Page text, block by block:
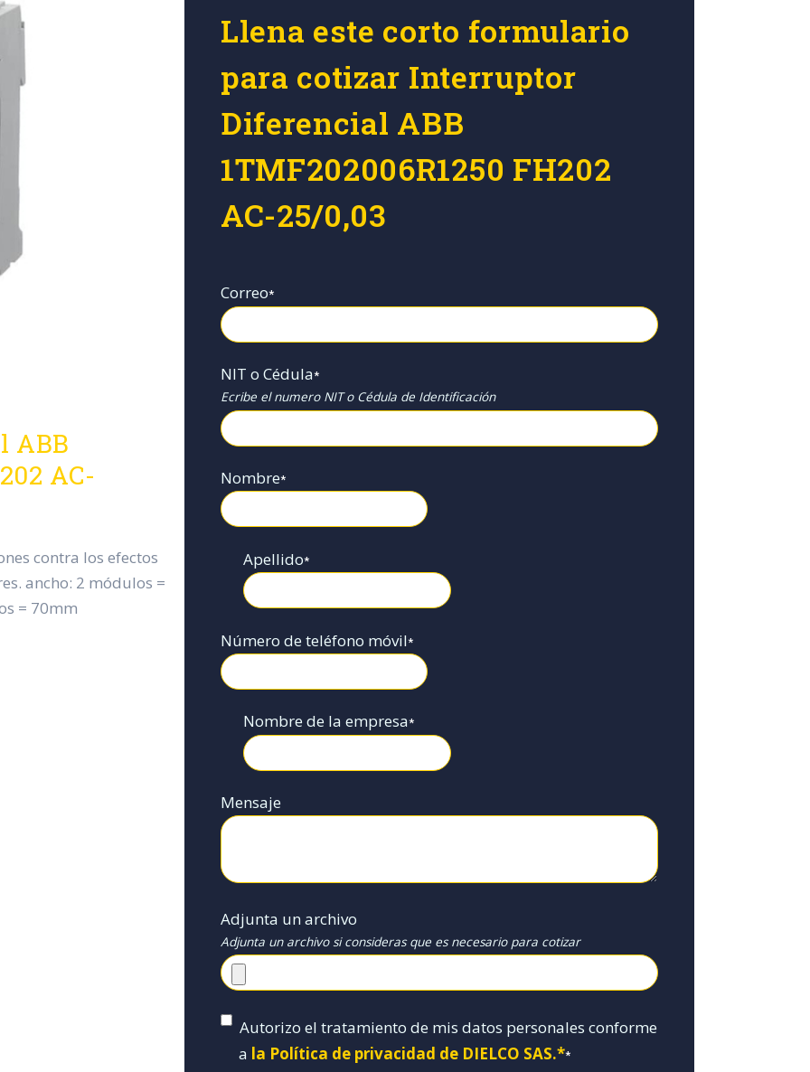
ABB
AC-
contra los efectos
ancho: 2 módulos =
= 70mm
Llena este corto formulario
para cotizar Interruptor
Diferencial ABB
1TMF202006R1250 FH202
AC-25/0,03
Correo*
NIT o Cédula*
Ecribe el numero NIT o Cédula de Identificación
Nombre*
Apellido*
Número de teléfono móvil*
Nombre de la empresa*
Mensaje
Adjunta un archivo
Adjunta un archivo si consideras que es necesario para cotizar
Autorizo el tratamiento de mis datos personales conforme
a la Política de privacidad de DIELCO SAS.**